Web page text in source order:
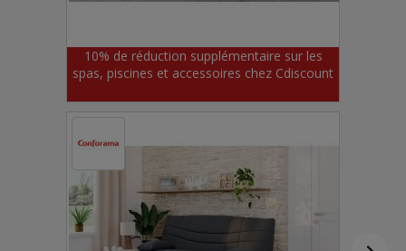
10% de réduction supplémentaire sur les
spas, piscines et accessoires chez Cdiscount